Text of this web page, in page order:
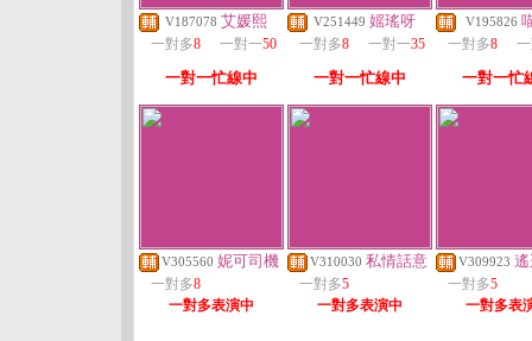
V187078 艾媛熙
一對多8 一對一50
一對一忙線中
V251449 媱瑤呀
一對多8 一對一35
一對一忙線中
V195826
一對多8
一對一忙
V305560 妮可司機
一對多8
一對多表演中
V310030 私情話意
一對多5
一對多表演中
V309923
一對多5
一對多表